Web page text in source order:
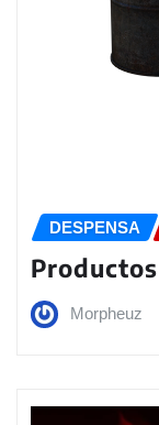
DESPENSA
Morpheuz